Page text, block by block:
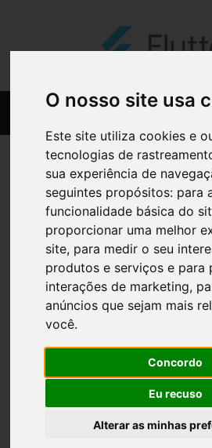
O nosso site usa
Este site utiliza cookies e
tecnologias de
sua experiência de
seguintes propósitos: para
funcionalidade básica do
proporcionar uma melhor
site, para medir o seu
produtos e serviços e para
interações de marketing,
anúncios que sejam mais
você.
Concordo
Eu recuso
Alterar as minhas